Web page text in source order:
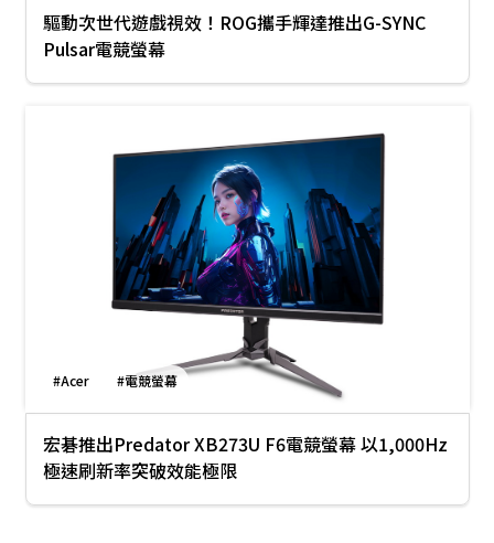
驅動次世代遊戲視效！ROG攜手輝達推出G-SYNC
Pulsar電競螢幕
#Acer #電競螢幕
宏碁推出Predator XB273U F6電競螢幕 以1,000Hz
極速刷新率突破效能極限